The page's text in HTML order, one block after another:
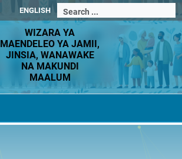
ENGLISH
WIZARA YA
MAENDELEO YA JAMII,
JINSIA, WANAWAKE
NA MAKUNDI
MAALUM